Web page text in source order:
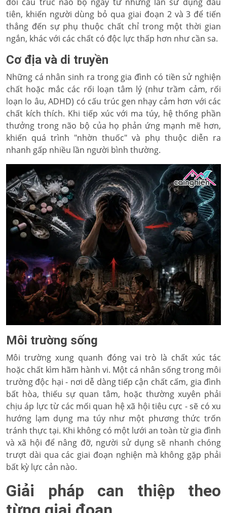
tiên, khiến người dùng bỏ qua giai đoạn 2 và 3 để tiến
thẳng đến sự phụ thuộc chất chỉ trong một thời gian
ngắn, khác với các chất có độc lực thấp hơn như cần sa.
Cơ địa và di truyền
Những cá nhân sinh ra trong gia đình có tiền sử nghiện
chất hoặc mắc các rối loạn tâm lý (như trầm cảm, rối
loạn lo âu, ADHD) có cấu trúc gen nhạy cảm hơn với các
chất kích thích. Khi tiếp xúc với ma túy, hệ thống phần
thưởng trong não bộ của họ phản ứng mạnh mẽ hơn,
khiến quá trình "nhờn thuốc" và phụ thuộc diễn ra
nhanh gấp nhiều lần người bình thường.
Môi trường sống
Môi trường xung quanh đóng vai trò là chất xúc tác
hoặc chất kìm hãm hành vi. Một cá nhân sống trong môi
trường độc hại - nơi dễ dàng tiếp cận chất cấm, gia đình
bất hòa, thiếu sự quan tâm, hoặc thường xuyên phải
chịu áp lực từ các mối quan hệ xã hội tiêu cực - sẽ có xu
hướng lạm dụng ma túy như một phương thức trốn
tránh thực tại. Khi không có một lưới an toàn từ gia đình
và xã hội để nâng đỡ, người sử dụng sẽ nhanh chóng
trượt dài qua các giai đoạn nghiện mà không gặp phải
bất kỳ lực cản nào.
Giải pháp can thiệp theo